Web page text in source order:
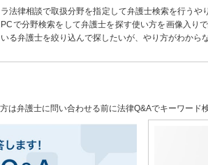
ラ法律相談で取扱分野を指定して弁護士検索を行う
で分野検索をして弁護士を探す使い方を画像入り
る弁護士を絞り込んで探したいが、やり方がわから
は弁護士に問い合わせる前に法律Q&Aでキーワード